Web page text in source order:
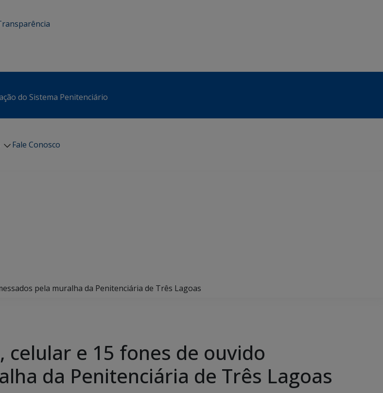
do Sistema Penitenciário
Fale Conosco
pela muralha da Penitenciária de Três Lagoas
e 15 fones de ouvido
da Penitenciária de Três Lagoas